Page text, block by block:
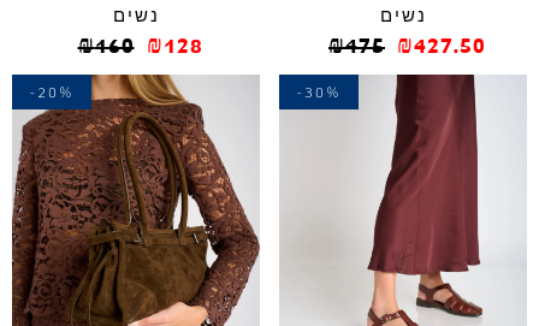
נשים
₪475 ₪427.50
נשים
₪160 ₪128
-30%
-20%